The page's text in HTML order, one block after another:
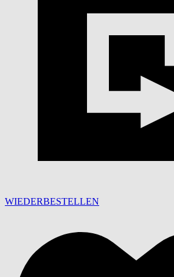
WIEDERBESTELLEN